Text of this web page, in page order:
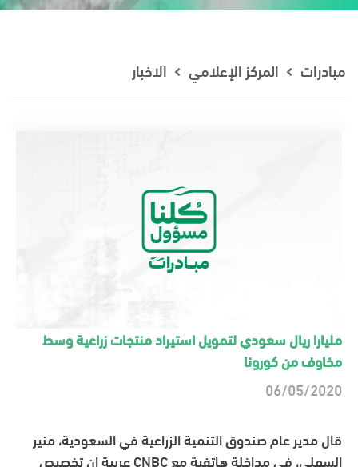
مبادرات المركز الإعلامي الاخبار
مليارا ريال سعودي لتمويل استيراد منتجات زراعية وسط
مخاوف من كورونا
06/05/2020
قال مدير عام صندوق التنمية الزراعية في السعودية، منير
السهلي، في مداخلة هاتفية مع CNBC عربية إن تخصيص